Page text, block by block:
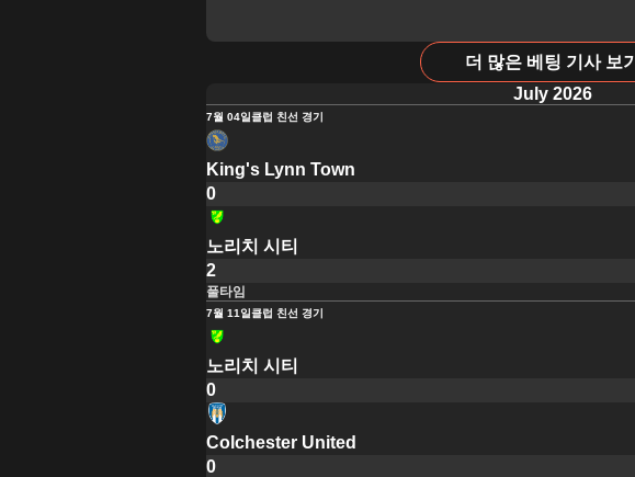
더 많은 베팅 기사 보기
July 2026
7월 04일클럽 친선 경기
King's Lynn Town
0
노리치 시티
2
풀타임
7월 11일클럽 친선 경기
노리치 시티
0
Colchester United
0